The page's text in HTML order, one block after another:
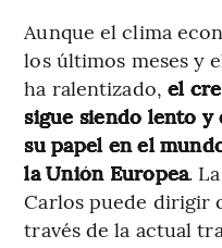
Aunque el clima
los últimos meses y
ha ralentizado, el
sigue siendo lento y
su papel en el
la Unión Europea.
Carlos puede dirigir
través de la actual